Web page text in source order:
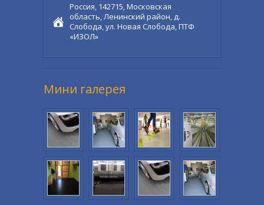
Россия, 142715, Московская
область, Ленинский район, д.
Слобода, ул. Новая Слобода, ПТФ
«ИЗОЛ»
Мини галерея